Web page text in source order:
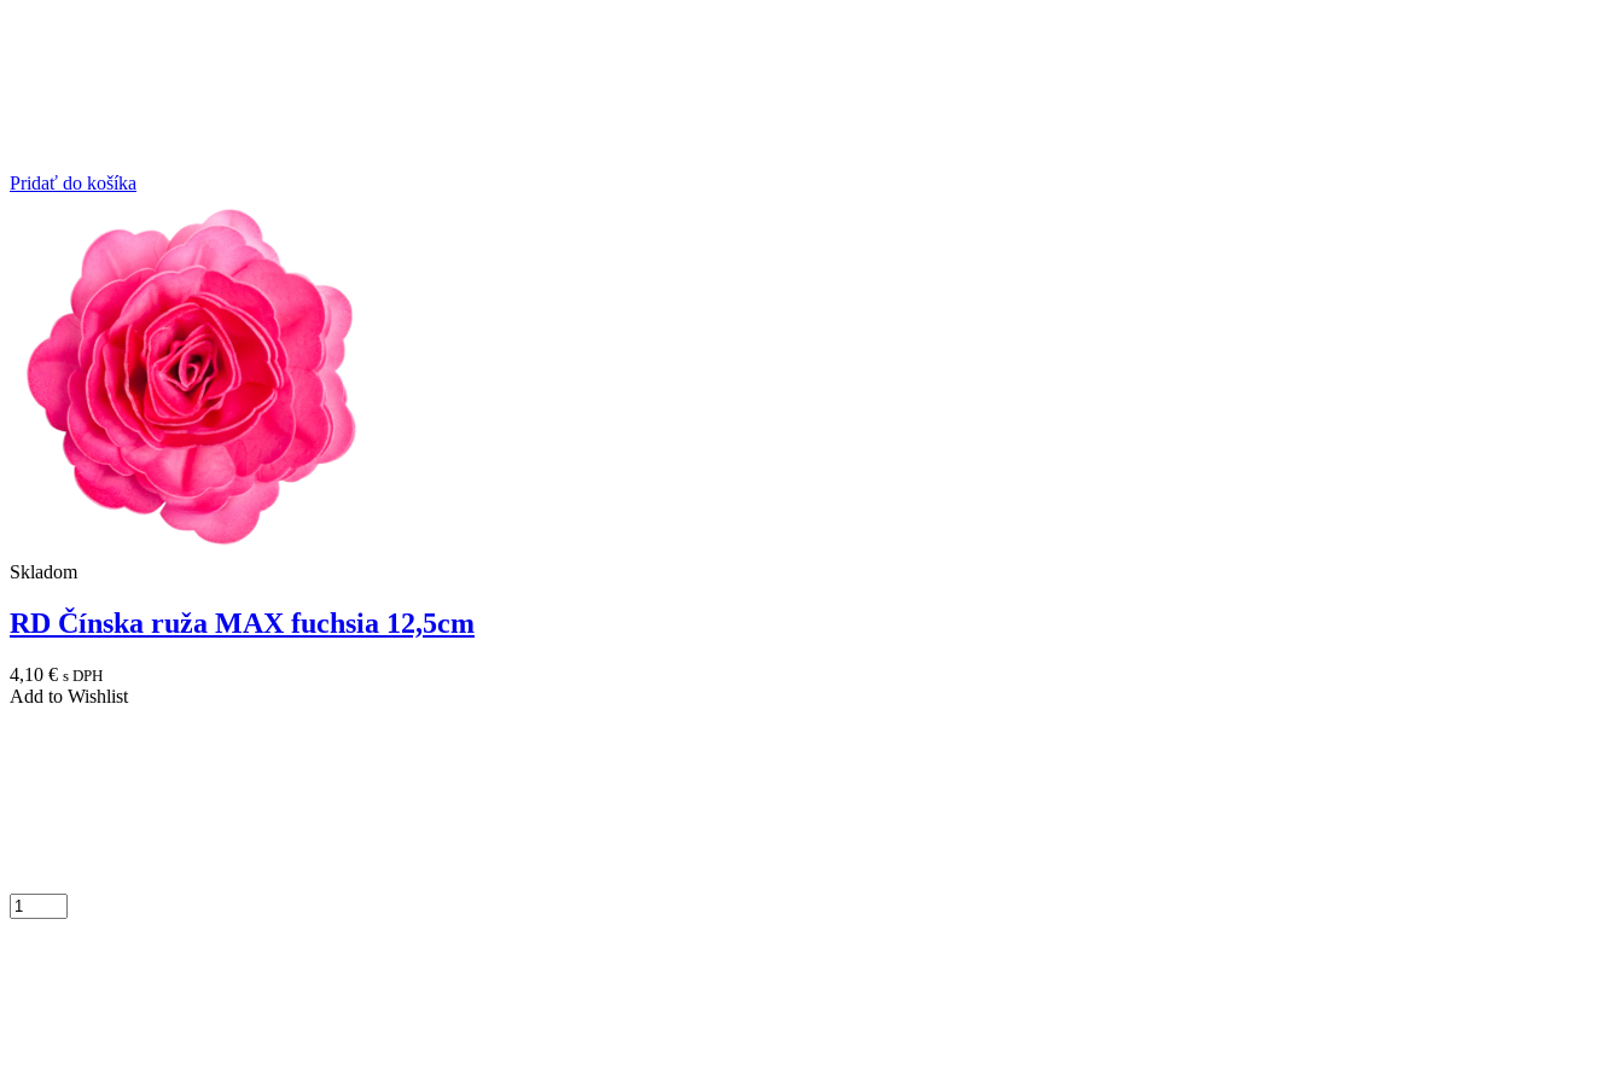
Pridať do košíka
Skladom
RD Čínska ruža MAX fuchsia 12,5cm
4,10 € s DPH
Add to Wishlist